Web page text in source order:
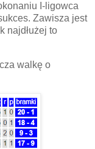
I-ligowca
Zawisza jest
najdłużej to
walkę o